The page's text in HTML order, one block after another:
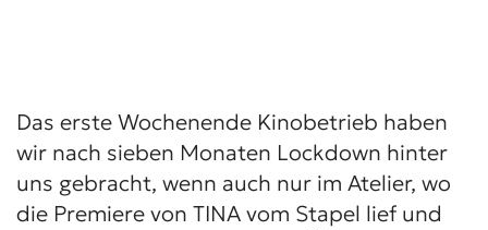
Das erste Wochenende Kinobetrieb haben
wir nach sieben Monaten Lockdown hinter
uns gebracht, wenn auch nur im Atelier, wo
die Premiere von TINA vom Stapel lief und